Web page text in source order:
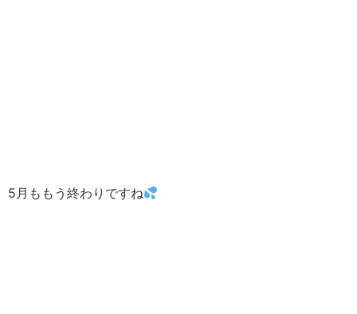
5月ももう終わりですね